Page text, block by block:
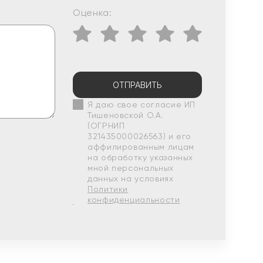
Оценка:
ОТПРАВИТЬ
Я даю свое согласие ИП
Тишеновской О.А.
(ОГРНИП
321435000026563) и его
аффилированным лицам
на обработку указанных
мной персональных
данных на условиях
Политики
конфиденциальности